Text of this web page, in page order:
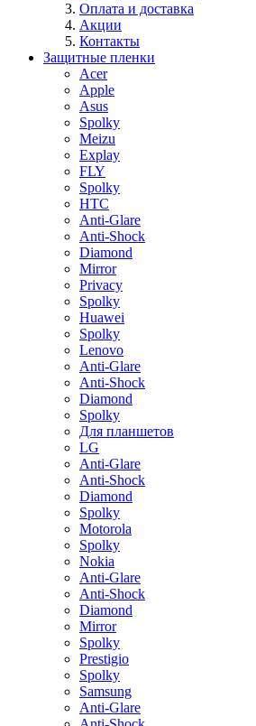
Оплата и доставка
Акции
Контакты
Защитные пленки
Acer
Apple
Asus
Spolky
Meizu
Explay
FLY
Spolky
HTC
Anti-Glare
Anti-Shock
Diamond
Mirror
Privacy
Spolky
Huawei
Spolky
Lenovo
Anti-Glare
Anti-Shock
Diamond
Spolky
Для планшетов
LG
Anti-Glare
Anti-Shock
Diamond
Spolky
Motorola
Spolky
Nokia
Anti-Glare
Anti-Shock
Diamond
Mirror
Spolky
Prestigio
Spolky
Samsung
Anti-Glare